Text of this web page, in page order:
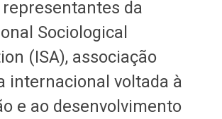
da
Sociological
(ISA), associação
internacional voltada à
e ao desenvolvimento